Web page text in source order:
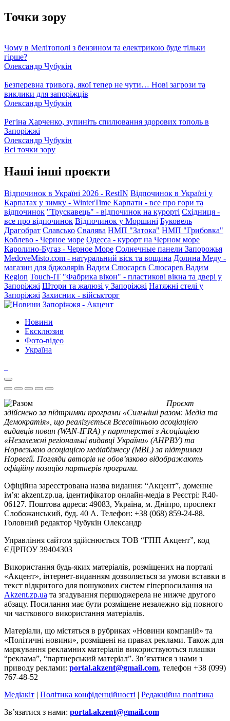
Точки зору
Чому в Мелітополі з бензином та електрикою буде тільки
гірше?
Олександр Чубукін
Безперевна тривога, якої тепер не чути… Нові загрози та
виклики для запоріжців
Олександр Чубукін
Регіна Харченко, зупиніть спилювання здорових тополь в
Запоріжжі
Олександр Чубукін
Всі точки зору
Наші інші проєкти
Відпочинок в Україні 2026 - RestIN Відпочинок в Україні у
Карпатах у зимку - WinterTime Карпати - все про гори та
відпочинок "Трускавець" - відпочинок на курорті Східниця -
все про відпочинок Відпочинок у Моршині Буковель
Драгобрат Славсько Свалява НМП "Затока" НМП "Грибовка"
Коблево - Черное море Одесса - курорт на Черном море
Каролино-Бугаз - Черное Море Солнечные панели Запорожья
MedoveMisto.com - натуральний віск та вощина Долина Меду -
магазин для бджолярів Вадим Слюсарєв Слюсарев Вадим
Region Touch-IT "Фабрика вікон" - пластикові вікна та двері у
Запоріжжі Штори та жалюзі у Запоріжжі Натяжні стелі у
Запоріжжі Захисник - військторг
Новини
Ексклюзив
Фото-відео
Україна
Проєкт
здійснено за підтримки програми «Сильніші разом: Медіа та
Демократія», що реалізується Всесвітньою асоціацією
видавців новин (WAN-IFRA) у партнерстві з Асоціацією
«Незалежні регіональні видавці України» (АНРВУ) та
Норвезькою асоціацією медіабізнесу (MBL) за підтримки
Норвегії. Погляди авторів не обов’язково відображають
офіційну позицію партнерів програми.
Офіційна зареєстрована назва видання: “Акцент”, доменне
ім’я: akzent.zp.ua, ідентифікатор онлайн-медіа в Реєстрі: R40-
06127. Поштова адреса: 49083, Україна, м. Дніпро, проспект
Слобожанський, буд. 40 А. Телефон: +38 (068) 859-24-88.
Головний редактор Чубукін Олександр
Управління сайтом здійснюється ТОВ “ГПП Акцент”, код
ЄДРПОУ 39404303
Використання будь-яких матеріалів, розміщених на порталі
«Акцент», інтернет-виданням дозволяється за умови вставки в
текст відкритого для пошукових систем гіперпосилання на
Akzent.zp.ua та згадування першоджерела не нижче другого
абзацу. Посилання має бути розміщене незалежно від повного
чи часткового використання матеріалів.
Матеріали, що містяться в рубриках «Новини компаній» та
«Політичні новини», розміщені на правах реклами. Також для
маркування рекламних матеріалів використвуються плашки
“реклама”, “партнерський матеріал”. Зв’язатися з нами з
приводу реклами: portal.akzent@gmail.com, телефон +38 (099)
767-48-52
Медіакіт | Політика конфіденційності | Редакційна політика
Зв’язатися з нами: portal.akzent@gmail.com